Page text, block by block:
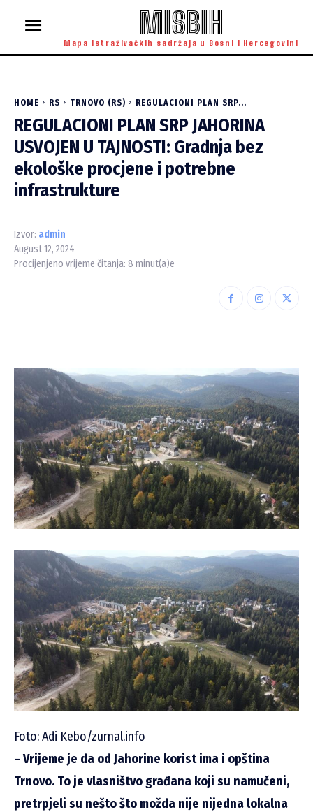
MISBIH
Mapa istraživačkih sadržaja u Bosni i Hercegovini
HOME RS TRNOVO (RS) REGULACIONI PLAN SRP...
REGULACIONI PLAN SRP JAHORINA
USVOJEN U TAJNOSTI: Gradnja bez
ekološke procjene i potrebne
infrastrukture
Izvor: admin
August 12, 2024
Procijenjeno vrijeme čitanja: 8 minut(a)e
Foto: Adi Kebo/zurnal.info
– Vrijeme je da od Jahorine korist ima i opština
Trnovo. To je vlasništvo građana koji su namučeni,
pretrpjeli su nešto što možda nije nijedna lokalna